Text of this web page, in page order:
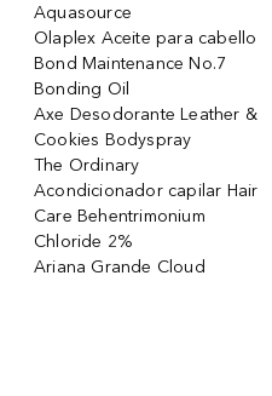
Aquasource
Olaplex Aceite para cabello
Bond Maintenance No.7
Bonding Oil
Axe Desodorante Leather &
Cookies Bodyspray
The Ordinary
Acondicionador capilar Hair
Care Behentrimonium
Chloride 2%
Ariana Grande Cloud